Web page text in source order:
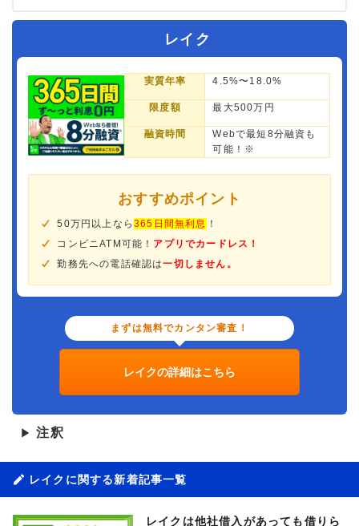
レイク
実質年率 4.5%〜18.0%
限度額 最大500万円
融資時間
Webで最短8分融資も
可能！※
おすすめポイント
50万円以上なら365日間無利息
！
コンビニATM可能！ アプリでカードレス！
勤務先への電話確認は一切しません。
まずは無料でカンタン審査！
レイクの詳細はこちら
▶ 注釈
レイクに関する新着記事一覧
レイクは他社借入があっても借りら